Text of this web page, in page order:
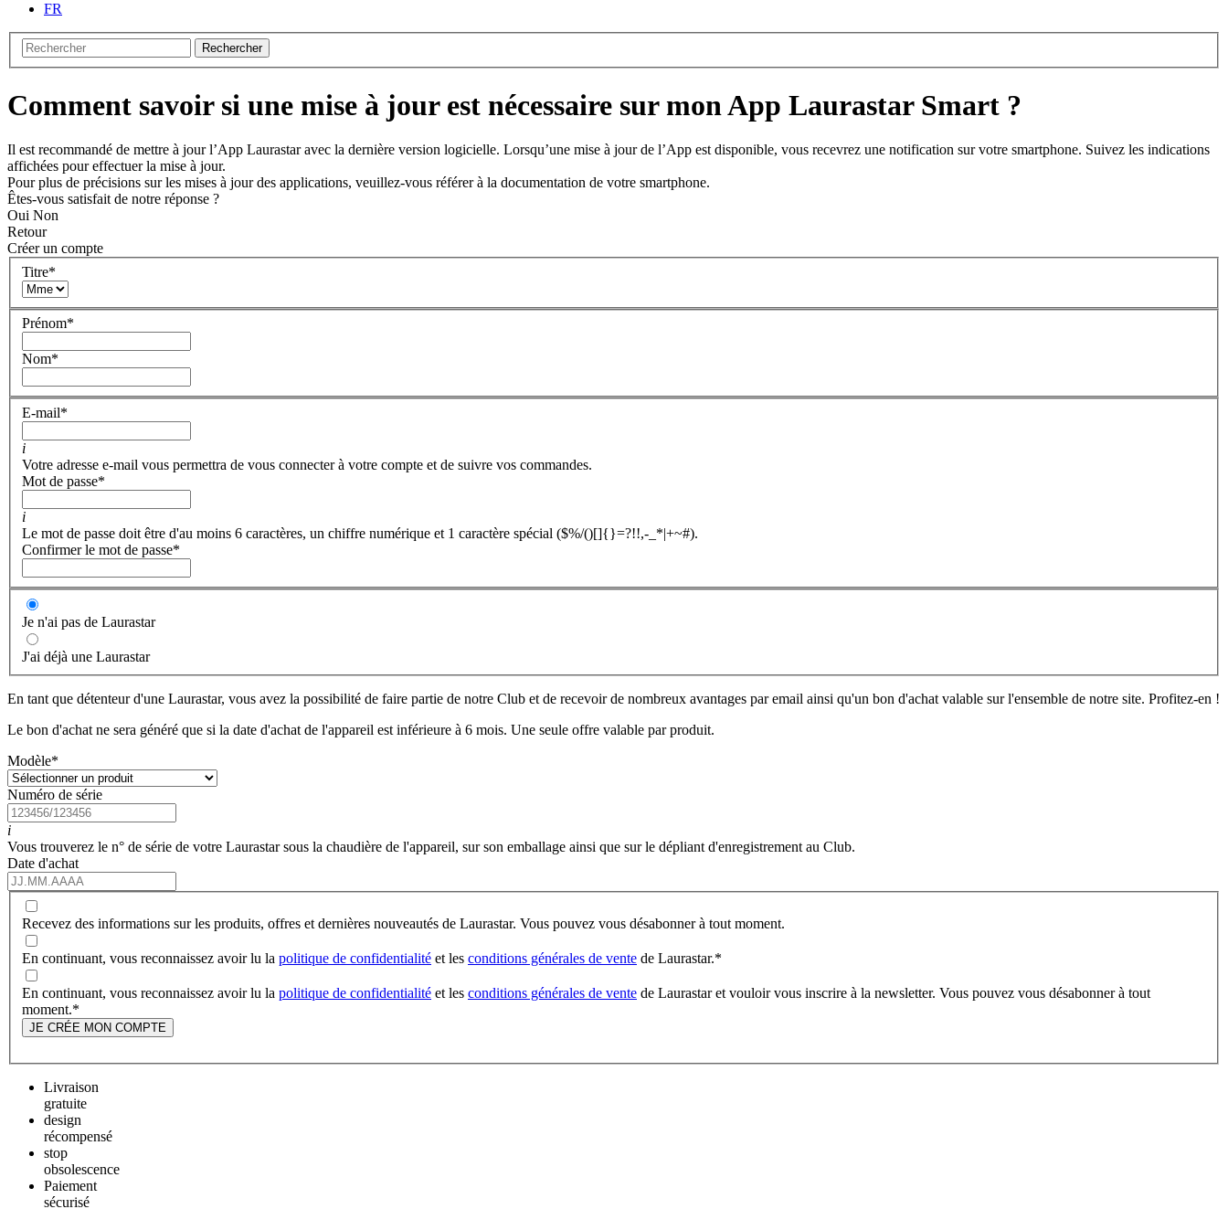
FR
Rechercher
Comment savoir si une mise à jour est nécessaire sur mon App Laurastar Smart ?
Il est recommandé de mettre à jour l’App Laurastar avec la dernière version logicielle. Lorsqu’une mise à jour de l’App est disponible, vous recevrez une notification sur votre smartphone. Suivez les indications
affichées pour effectuer la mise à jour.
Pour plus de précisions sur les mises à jour des applications, veuillez-vous référer à la documentation de votre smartphone.
Êtes-vous satisfait de notre réponse ?
Oui Non
Retour
Créer un compte
Titre*
Prénom*
Nom*
E-mail*
i
Votre adresse e-mail vous permettra de vous connecter à votre compte et de suivre vos commandes.
Mot de passe*
i
Le mot de passe doit être d'au moins 6 caractères, un chiffre numérique et 1 caractère spécial ($%/()[]{}=?!!,-_*|+~#).
Confirmer le mot de passe*
Je n'ai pas de Laurastar
J'ai déjà une Laurastar
En tant que détenteur d'une Laurastar, vous avez la possibilité de faire partie de notre Club et de recevoir de nombreux avantages par email ainsi qu'un bon d'achat valable sur l'ensemble de notre site. Profitez-en !
Le bon d'achat ne sera généré que si la date d'achat de l'appareil est inférieure à 6 mois. Une seule offre valable par produit.
Modèle*
Numéro de série
i
Vous trouverez le n° de série de votre Laurastar sous la chaudière de l'appareil, sur son emballage ainsi que sur le dépliant d'enregistrement au Club.
Date d'achat
Recevez des informations sur les produits, offres et dernières nouveautés de Laurastar. Vous pouvez vous désabonner à tout moment.
En continuant, vous reconnaissez avoir lu la politique de confidentialité et les conditions générales de vente de Laurastar.*
En continuant, vous reconnaissez avoir lu la politique de confidentialité et les conditions générales de vente de Laurastar et vouloir vous inscrire à la newsletter. Vous pouvez vous désabonner à tout
moment.*
JE CRÉE MON COMPTE
Livraison
gratuite
design
récompensé
stop
obsolescence
Paiement
sécurisé